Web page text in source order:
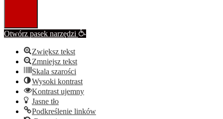
Otwórz pasek narzędzi
Zwiększ tekst
Zmniejsz tekst
Skala szarości
Wysoki kontrast
Kontrast ujemny
Jasne tło
Podkreślenie linków